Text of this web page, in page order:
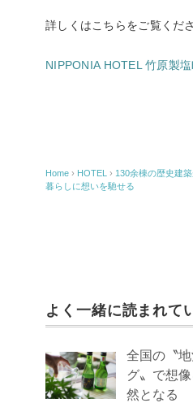
詳しくはこちらをご覧くださ
NIPPONIA HOTEL 竹原製
Home › HOTEL › 130余棟の歴史建
暮らしに想いを馳せる
よく一緒に読まれて
全国の〝
グ〟で想
然となる